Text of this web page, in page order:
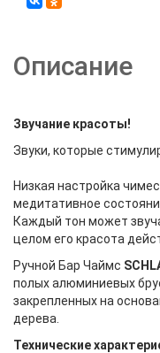
Описание
Звучание красоты!
Звуки, которые
Низкая настройка
медитативное
Каждый тон может
целом его красота
Ручной Бар Чаймс
полых алюминиевых
закрепленных на
дерева.
Технические